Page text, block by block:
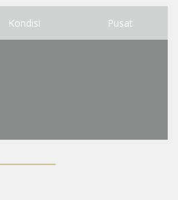
Kondisi Pusat